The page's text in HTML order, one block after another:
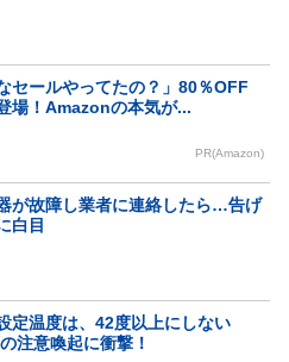
セールやってたの？」80％OFF
場！Amazonの本気が...
PR(Amazon)
が故障し業者に連絡したら…告げ
白目
定温度は、42度以上にしない
注意喚起に衝撃！